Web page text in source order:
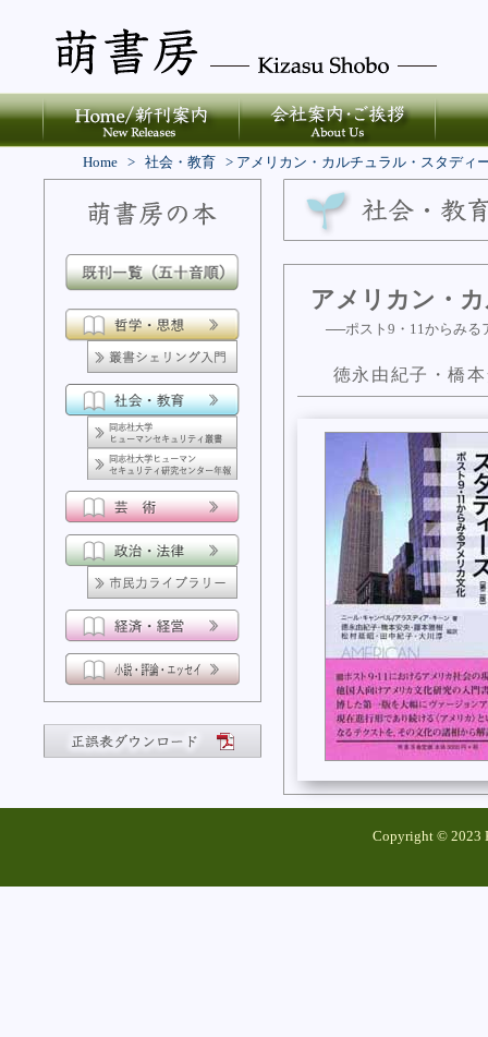
Home > 社会・教育 > アメリカン・カルチュラル・スタディ
アメリカン・
──ポスト9・11からみる
徳永由紀子・橋
Copyright © 2023